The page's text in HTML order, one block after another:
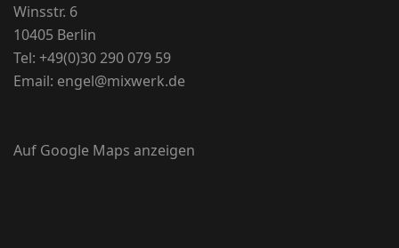
Winsstr. 6
10405 Berlin
Tel: +49(0)30 290 079 59
Email: engel@mixwerk.de
Auf Google Maps anzeigen